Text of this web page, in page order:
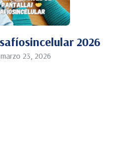
2026
23, 2026